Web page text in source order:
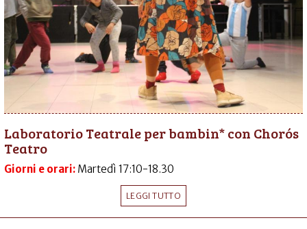
Laboratorio Teatrale per bambin* con Chorós
Teatro
Giorni e orari: Martedì 17:10-18.30
LEGGI TUTTO